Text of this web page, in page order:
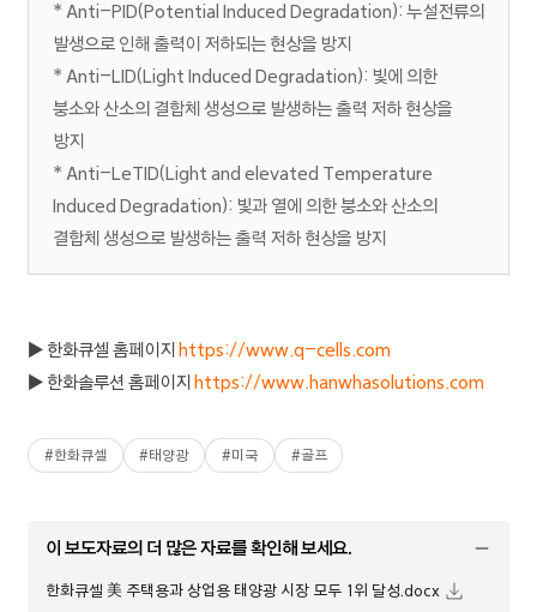
* Anti-PID(Potential Induced Degradation): 누설전류의
발생으로 인해 출력이 저하되는 현상을 방지
* Anti-LID(Light Induced Degradation): 빛에 의한
붕소와 산소의 결합체 생성으로 발생하는 출력 저하 현상을
방지
* Anti-LeTID(Light and elevated Temperature
Induced Degradation): 빛과 열에 의한 붕소와 산소의
결합체 생성으로 발생하는 출력 저하 현상을 방지
▶ 한화큐셀 홈페이지 https://www.q-cells.com
▶ 한화솔루션 홈페이지 https://www.hanwhasolutions.com
#한화큐셀 #태양광 #미국 #골프
이 보도자료의 더 많은 자료를 확인해 보세요.
한화큐셀 美 주택용과 상업용 태양광 시장 모두 1위 달성.docx